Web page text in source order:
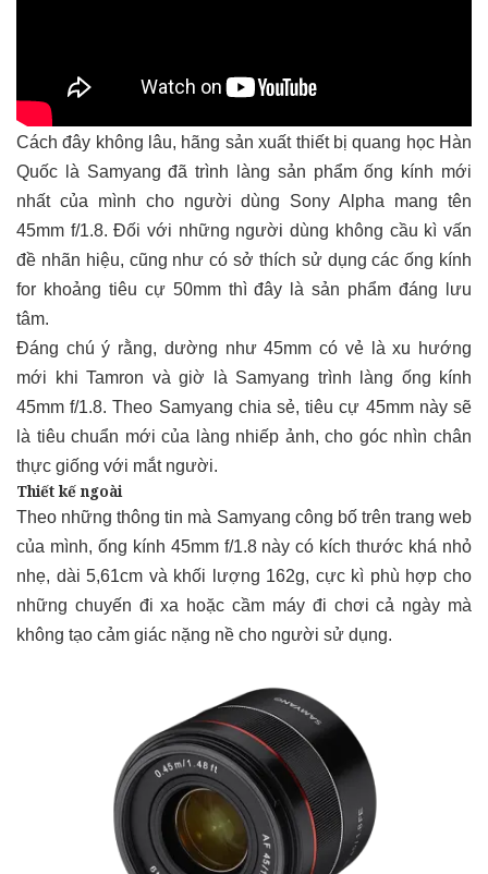
Cách đây không lâu, hãng sản xuất thiết bị quang học Hàn
Quốc là Samyang đã trình làng sản phẩm ống kính mới
nhất của mình cho người dùng Sony Alpha mang tên
45mm f/1.8. Đối với những người dùng không cầu kì vấn
đề nhãn hiệu, cũng như có sở thích sử dụng các ống kính
for khoảng tiêu cự 50mm thì đây là sản phẩm đáng lưu
tâm.
Đáng chú ý rằng, dường như 45mm có vẻ là xu hướng
mới khi Tamron và giờ là Samyang trình làng ống kính
45mm f/1.8. Theo Samyang chia sẻ, tiêu cự 45mm này sẽ
là tiêu chuẩn mới của làng nhiếp ảnh, cho góc nhìn chân
thực giống với mắt người.
Thiết kế ngoài
Theo những thông tin mà Samyang công bố trên trang web
của mình, ống kính 45mm f/1.8 này có kích thước khá nhỏ
nhẹ, dài 5,61cm và khối lượng 162g, cực kì phù hợp cho
những chuyến đi xa hoặc cầm máy đi chơi cả ngày mà
không tạo cảm giác nặng nề cho người sử dụng.